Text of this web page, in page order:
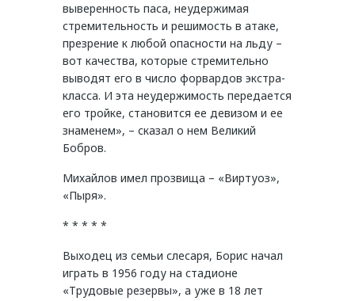
выверенность паса, неудержимая
стремительность и решимость в атаке,
презрение к любой опасности на льду –
вот качества, которые стремительно
выводят его в число форвардов экстра-
класса. И эта неудержимость передается
его тройке, становится ее девизом и ее
знаменем», – сказал о нем Великий
Бобров.
Михайлов имел прозвища – «Виртуоз»,
«Пыря».
* * * * *
Выходец из семьи слесаря, Борис начал
играть в 1956 году на стадионе
«Трудовые резервы», а уже в 18 лет